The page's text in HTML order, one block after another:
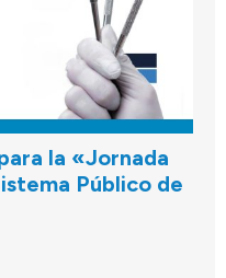
la «Jornada
Público de